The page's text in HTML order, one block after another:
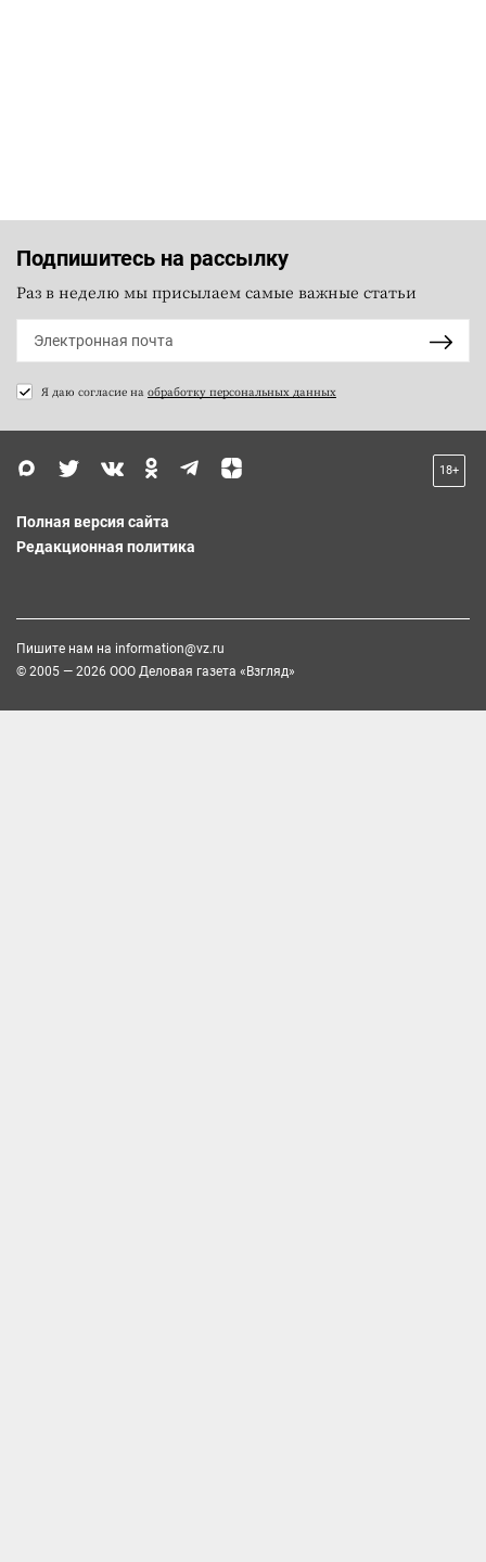
Подпишитесь на рассылку
Раз в неделю мы присылаем самые важные статьи
Я даю согласие на обработку персональных данных
18+
Полная версия сайта
Редакционная политика
Пишите нам на information@vz.ru
© 2005 — 2026 ООО Деловая газета «Взгляд»